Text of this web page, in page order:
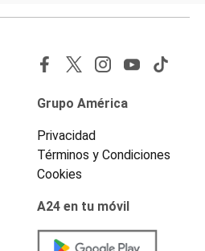
Grupo América
Privacidad
Términos y Condiciones
Cookies
A24 en tu móvil